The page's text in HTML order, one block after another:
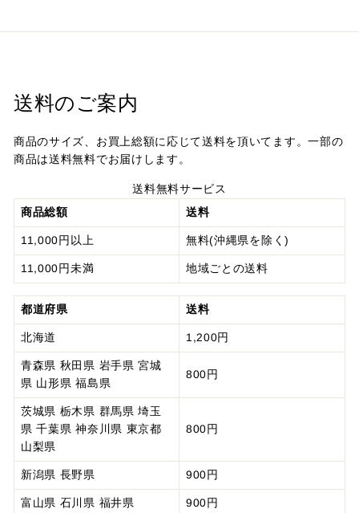
送料のご案内
商品のサイズ、お買上総額に応じて送料を頂いてます。一部の
商品は送料無料でお届けします。
送料無料サービス
商品総額
送料
11,000円以上 無料(沖縄県を除く)
11,000円未満 地域ごとの送料
都道府県 送料
北海道 1,200円
青森県 秋田県 岩手県 宮城
県 山形県 福島県
800円
茨城県 栃木県 群馬県 埼玉
県 千葉県 神奈川県 東京都
山梨県
800円
新潟県 長野県 900円
富山県 石川県 福井県 900円